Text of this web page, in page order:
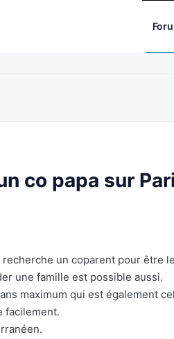
co papa sur
un coparent pour être
une famille est possible aussi.
maximum qui est également
facilement.